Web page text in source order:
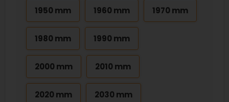
1950 mm 1960 mm 1970 mm
1980 mm 1990 mm
2000 mm 2010 mm
2020 mm 2030 mm